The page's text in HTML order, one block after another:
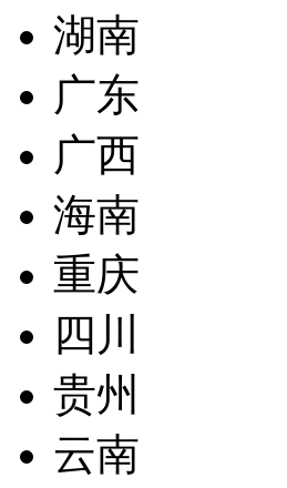
湖南
广东
广西
海南
重庆
四川
贵州
云南